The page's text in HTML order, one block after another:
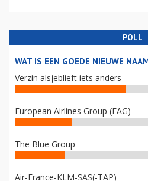
POLL
WAT IS EEN GOEDE NIEUWE
Verzin alsjeblieft iets anders
European Airlines Group (EAG)
The Blue Group
Air-France-KLM-SAS(-TAP)